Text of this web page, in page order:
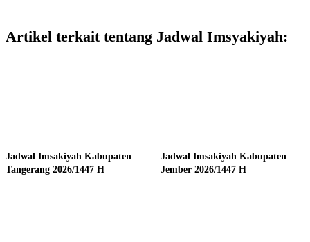
Artikel terkait tentang Jadwal Imsyakiyah:
Jadwal Imsakiyah Kabupaten
Tangerang 2026/1447 H
Jadwal Imsakiyah Kabupaten
Jember 2026/1447 H